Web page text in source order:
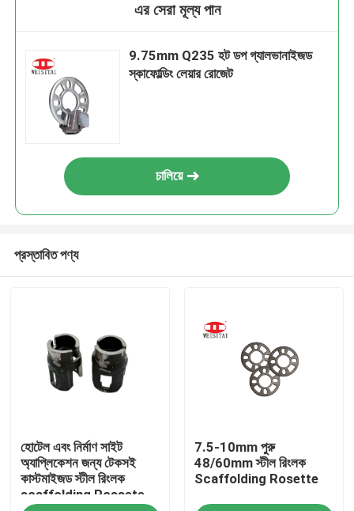
এর সেরা মূল্য পান
9.75mm Q235 হট ডপ গ্যালভানাইজড
স্কাফোল্ডিং লেয়ার রোজেট
চালিয়ে
প্রস্তাবিত পণ্য
হোটেল এবং নির্মাণ সাইট
অ্যাপ্লিকেশন জন্য টেকসই
কাস্টমাইজড স্টীল রিংলক
scaffolding Rossete
7.5-10mm পুরু
48/60mm স্টীল রিংলক
Scaffolding Rosette